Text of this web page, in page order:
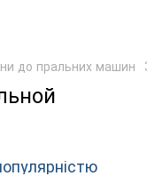
до пральних машин